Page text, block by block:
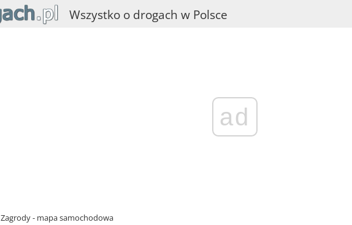
Wszystko o drogach w Polsce
ad
Zagrody - mapa samochodowa